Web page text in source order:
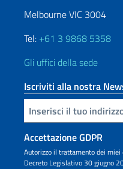
Melbourne VIC 3004
Tel: +61 3 9868 5358
Gli uffici della sede
Iscriviti alla nostra
Inserisci la tua email
Accettazione GDPR
Autorizzo il trattamento dei miei
Decreto Legislativo 30 giugno